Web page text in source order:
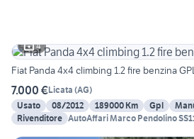
4
Fiat Panda 4x4 climbing 1.2 fire benzina
7.000 €Licata (AG)
Usato
08/2012 189000 Km Gpl
Rivenditore AutoAffari Marco Pendolino